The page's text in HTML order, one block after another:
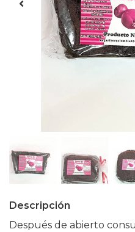
Descripción
Después de abierto